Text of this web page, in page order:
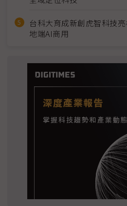
台科大育成新創虎智科技
地端AI商用